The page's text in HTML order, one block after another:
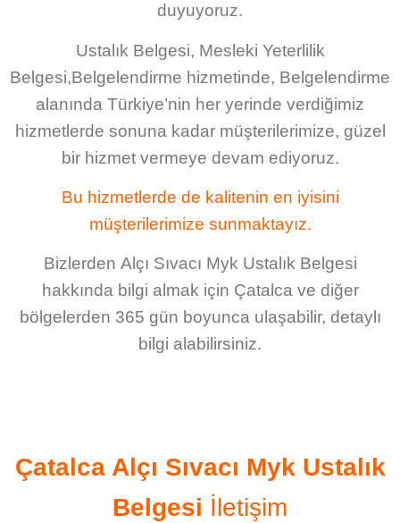
duyuyoruz.
Ustalık Belgesi, Mesleki Yeterlilik
Belgesi,Belgelendirme hizmetinde, Belgelendirme
alanında Türkiye’nin her yerinde verdiğimiz
hizmetlerde sonuna kadar müşterilerimize, güzel
bir hizmet vermeye devam ediyoruz.
Bu hizmetlerde de kalitenin en iyisini
müşterilerimize sunmaktayız.
Bizlerden Alçı Sıvacı Myk Ustalık Belgesi
hakkında bilgi almak için Çatalca ve diğer
bölgelerden 365 gün boyunca ulaşabilir, detaylı
bilgi alabilirsiniz.
Çatalca Alçı Sıvacı Myk Ustalık
Belgesi İletişim